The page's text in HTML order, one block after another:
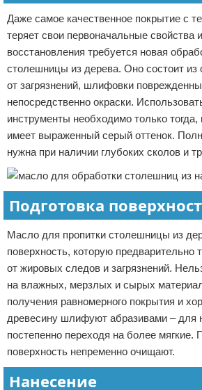
Даже самое качественное покрытие с
теряет свои первоначальные свойства
восстановления требуется новая
столешницы из дерева. Оно состоит из
от загрязнений, шлифовки
непосредственно окраски.
инструменты необходимо только тогда,
имеет выраженный серый оттенок.
нужна при наличии глубоких сколов и
Подготовка
Масло для пропитки столешницы из
поверхность, которую
от жировых следов и загрязнений.
на влажных, мерзлых и сырых
получения равномерного покрытия и
древесину шлифуют абразивами – для
постепенно переходя на более мягкие.
поверхность непременно очищают.
Нанесение